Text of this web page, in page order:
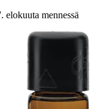
elokuuta mennessä